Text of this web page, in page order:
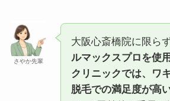
さやか先輩
大阪心斎橋院に限らず
ルマックスプロを使
クリニックでは、ワ
脱毛での満足度が高